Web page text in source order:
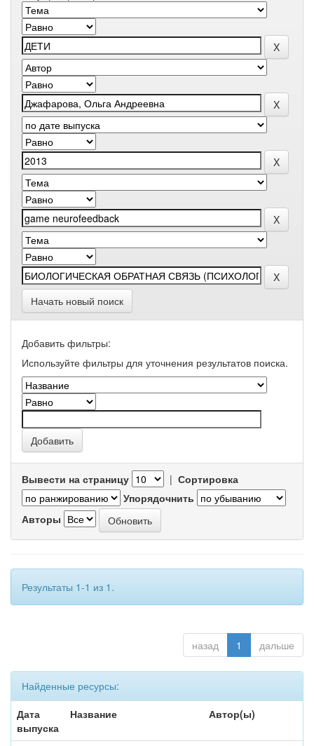
Начать новый поиск
Добавить фильтры:
Используйте фильтры для уточнения результатов поиска.
Вывести на страницу | Сортировка
Упорядочнить
Авторы
Результаты 1-1 из 1.
назад 1 дальше
Найденные ресурсы:
Дата
выпуска
Название Автор(ы)